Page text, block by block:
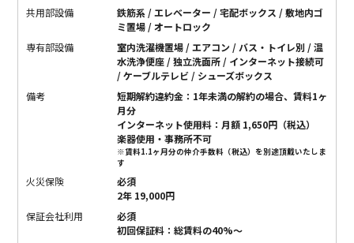
共用部設備
鉄筋系 / エレベーター / 宅配ボックス / 敷地内ゴ
ミ置場 / オートロック
専有部設備
室内洗濯機置場 / エアコン / バス・トイレ別 / 温
水洗浄便座 / 独立洗面所 / インターネット接続可
/ ケーブルテレビ / シューズボックス
備考
短期解約違約金：1年未満の解約の場合、賃料1ヶ
月分
インターネット使用料：月額 1,650円（税込）
楽器使用・事務所不可
※賃料1.1ヶ月分の仲介手数料（税込）を別途頂戴いたしま
す
火災保険
必須
2年 19,000円
保証会社利用
必須
初回保証料：総賃料の40%〜